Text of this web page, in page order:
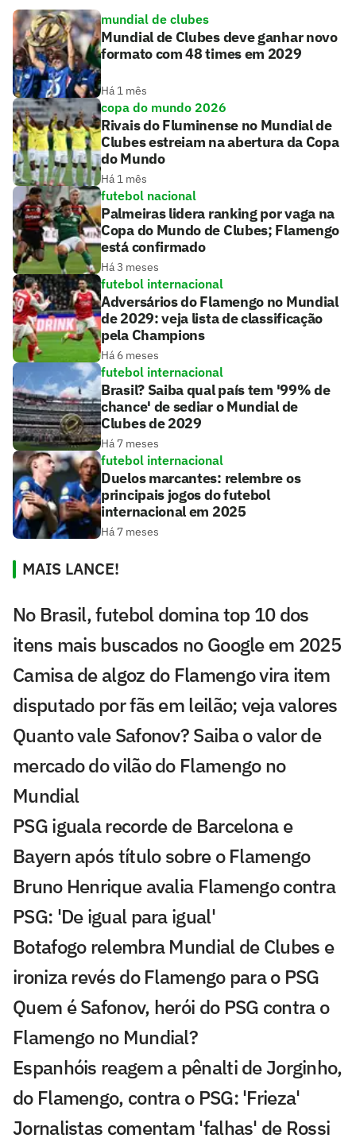
mundial de clubes
Mundial de Clubes deve ganhar novo
formato com 48 times em 2029
Há 1 mês
copa do mundo 2026
Rivais do Fluminense no Mundial de
Clubes estreiam na abertura da Copa
do Mundo
Há 1 mês
futebol nacional
Palmeiras lidera ranking por vaga na
Copa do Mundo de Clubes; Flamengo
está confirmado
Há 3 meses
futebol internacional
Adversários do Flamengo no Mundial
de 2029: veja lista de classificação
pela Champions
Há 6 meses
futebol internacional
Brasil? Saiba qual país tem '99% de
chance' de sediar o Mundial de
Clubes de 2029
Há 7 meses
futebol internacional
Duelos marcantes: relembre os
principais jogos do futebol
internacional em 2025
Há 7 meses
MAIS LANCE!
No Brasil, futebol domina top 10 dos
itens mais buscados no Google em 2025
Camisa de algoz do Flamengo vira item
disputado por fãs em leilão; veja valores
Quanto vale Safonov? Saiba o valor de
mercado do vilão do Flamengo no
Mundial
PSG iguala recorde de Barcelona e
Bayern após título sobre o Flamengo
Bruno Henrique avalia Flamengo contra
PSG: 'De igual para igual'
Botafogo relembra Mundial de Clubes e
ironiza revés do Flamengo para o PSG
Quem é Safonov, herói do PSG contra o
Flamengo no Mundial?
Espanhóis reagem a pênalti de Jorginho,
do Flamengo, contra o PSG: 'Frieza'
Jornalistas comentam 'falhas' de Rossi